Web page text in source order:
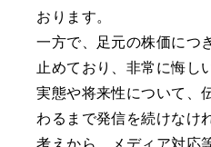
おります。
一方で、足元の株価につ
止めており、非常に悔し
実態や将来性について、
わるまで発信を続けなけ
考えから、メディア対応